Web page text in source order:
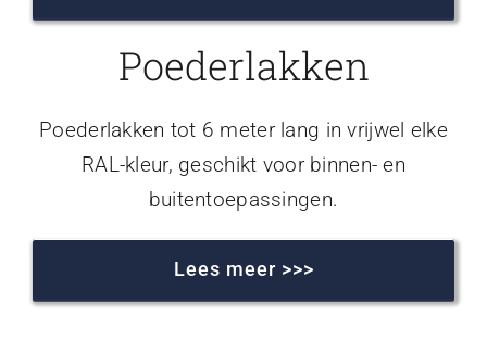
Poederlakken
Poederlakken tot 6 meter lang in vrijwel elke
RAL-kleur, geschikt voor binnen- en
buitentoepassingen.
Lees meer >>>